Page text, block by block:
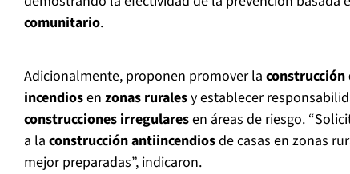
comunitario.
Adicionalmente, proponen promover la construcción
incendiosen zonas ruralesy establecer
construcciones irregularesen áreas de riesgo.
a la construcción antiincendiosde casas en zonas
mejor preparadas”, indicaron.